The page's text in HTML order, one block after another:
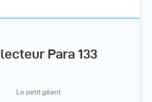
Para 133
Le petit géant